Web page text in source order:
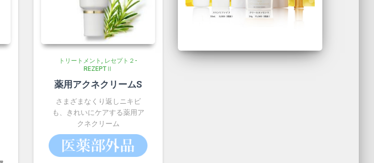
トリートメント
レセプト２-
REZEPTⅡ
薬用アクネクリームS
さまざまなくり返しニキビ
も、きれいにケアする薬用ア
クネクリーム